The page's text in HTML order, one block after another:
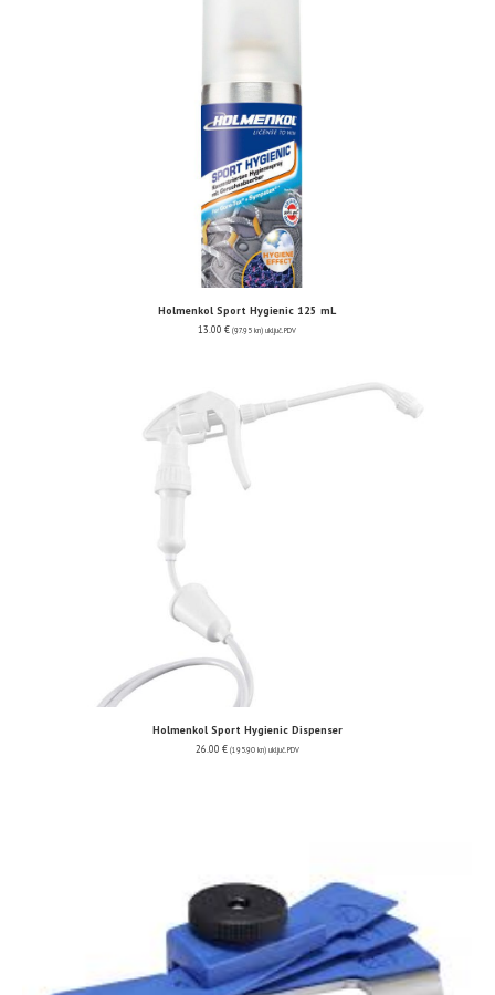
Holmenkol Sport Hygienic 125 mL
13.00 € (97.95 kn) uključ. PDV
Holmenkol Sport Hygienic Dispenser
26.00 € (195.90 kn) uključ. PDV